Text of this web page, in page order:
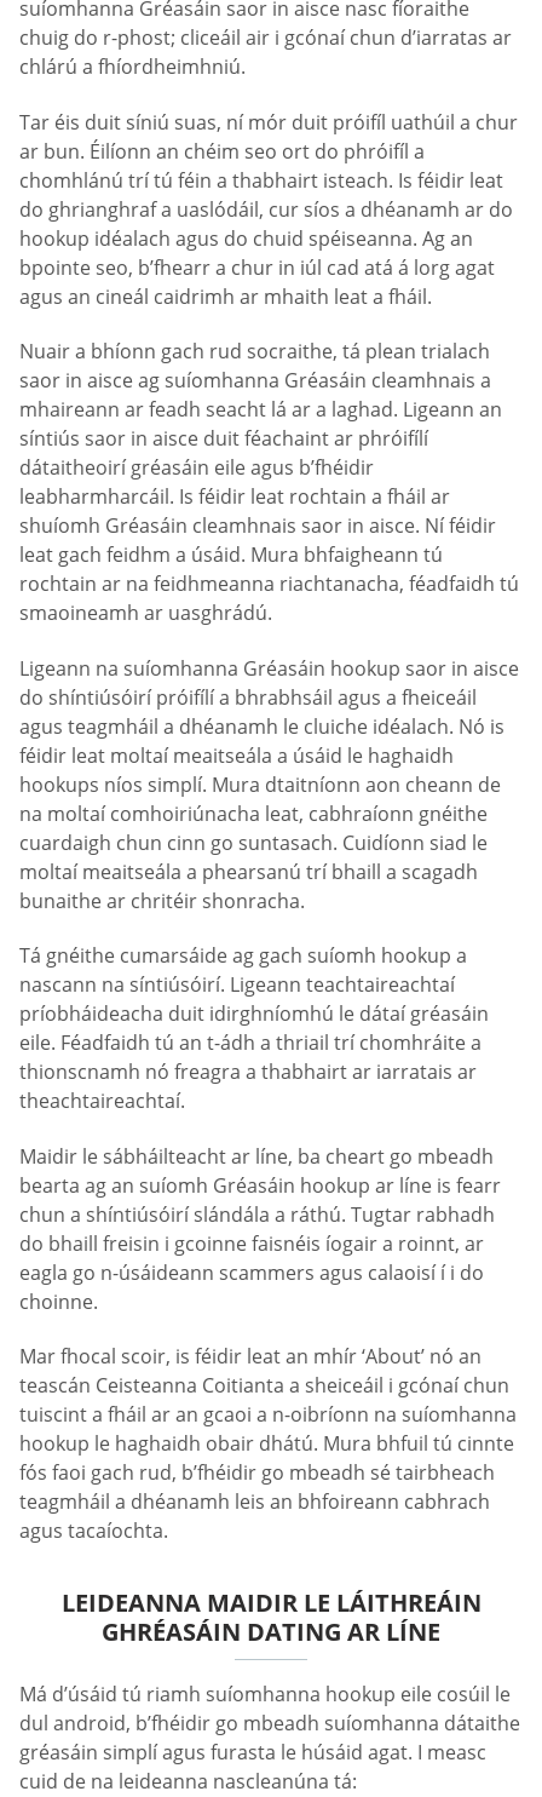
suíomhanna Gréasáin saor in aisce nasc fíoraithe
chuig do r-phost; cliceáil air i gcónaí chun d’iarratas ar
chlárú a fhíordheimhniú.
Tar éis duit síniú suas, ní mór duit próifíl uathúil a chur
ar bun. Éilíonn an chéim seo ort do phróifíl a
chomhlánú trí tú féin a thabhairt isteach. Is féidir leat
do ghrianghraf a uaslódáil, cur síos a dhéanamh ar do
hookup idéalach agus do chuid spéiseanna. Ag an
bpointe seo, b’fhearr a chur in iúl cad atá á lorg agat
agus an cineál caidrimh ar mhaith leat a fháil.
Nuair a bhíonn gach rud socraithe, tá plean trialach
saor in aisce ag suíomhanna Gréasáin cleamhnais a
mhaireann ar feadh seacht lá ar a laghad. Ligeann an
síntiús saor in aisce duit féachaint ar phróifílí
dátaitheoirí gréasáin eile agus b’fhéidir
leabharmharcáil. Is féidir leat rochtain a fháil ar
shuíomh Gréasáin cleamhnais saor in aisce. Ní féidir
leat gach feidhm a úsáid. Mura bhfaigheann tú
rochtain ar na feidhmeanna riachtanacha, féadfaidh tú
smaoineamh ar uasghrádú.
Ligeann na suíomhanna Gréasáin hookup saor in aisce
do shíntiúsóirí próifílí a bhrabhsáil agus a fheiceáil
agus teagmháil a dhéanamh le cluiche idéalach. Nó is
féidir leat moltaí meaitseála a úsáid le haghaidh
hookups níos simplí. Mura dtaitníonn aon cheann de
na moltaí comhoiriúnacha leat, cabhraíonn gnéithe
cuardaigh chun cinn go suntasach. Cuidíonn siad le
moltaí meaitseála a phearsanú trí bhaill a scagadh
bunaithe ar chritéir shonracha.
Tá gnéithe cumarsáide ag gach suíomh hookup a
nascann na síntiúsóirí. Ligeann teachtaireachtaí
príobháideacha duit idirghníomhú le dátaí gréasáin
eile. Féadfaidh tú an t-ádh a thriail trí chomhráite a
thionscnamh nó freagra a thabhairt ar iarratais ar
theachtaireachtaí.
Maidir le sábháilteacht ar líne, ba cheart go mbeadh
bearta ag an suíomh Gréasáin hookup ar líne is fearr
chun a shíntiúsóirí slándála a ráthú. Tugtar rabhadh
do bhaill freisin i gcoinne faisnéis íogair a roinnt, ar
eagla go n-úsáideann scammers agus calaoisí í i do
choinne.
Mar fhocal scoir, is féidir leat an mhír ‘About’ nó an
teascán Ceisteanna Coitianta a sheiceáil i gcónaí chun
tuiscint a fháil ar an gcaoi a n-oibríonn na suíomhanna
hookup le haghaidh obair dhátú. Mura bhfuil tú cinnte
fós faoi gach rud, b’fhéidir go mbeadh sé tairbheach
teagmháil a dhéanamh leis an bhfoireann cabhrach
agus tacaíochta.
LEIDEANNA MAIDIR LE LÁITHREÁIN
GHRÉASÁIN DATING AR LÍNE
Má d’úsáid tú riamh suíomhanna hookup eile cosúil le
dul android, b’fhéidir go mbeadh suíomhanna dátaithe
gréasáin simplí agus furasta le húsáid agat. I measc
cuid de na leideanna nascleanúna tá: